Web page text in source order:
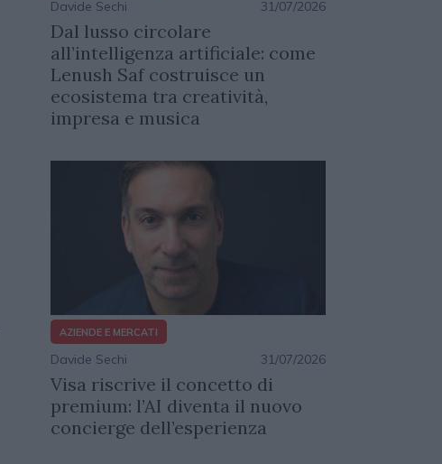
Davide Sechi 31/07/2026
Dal lusso circolare
all’intelligenza artificiale: come
Lenush Saf costruisce un
ecosistema tra creatività,
impresa e musica
AZIENDE E MERCATI
Davide Sechi 31/07/2026
Visa riscrive il concetto di
premium: l’AI diventa il nuovo
concierge dell’esperienza